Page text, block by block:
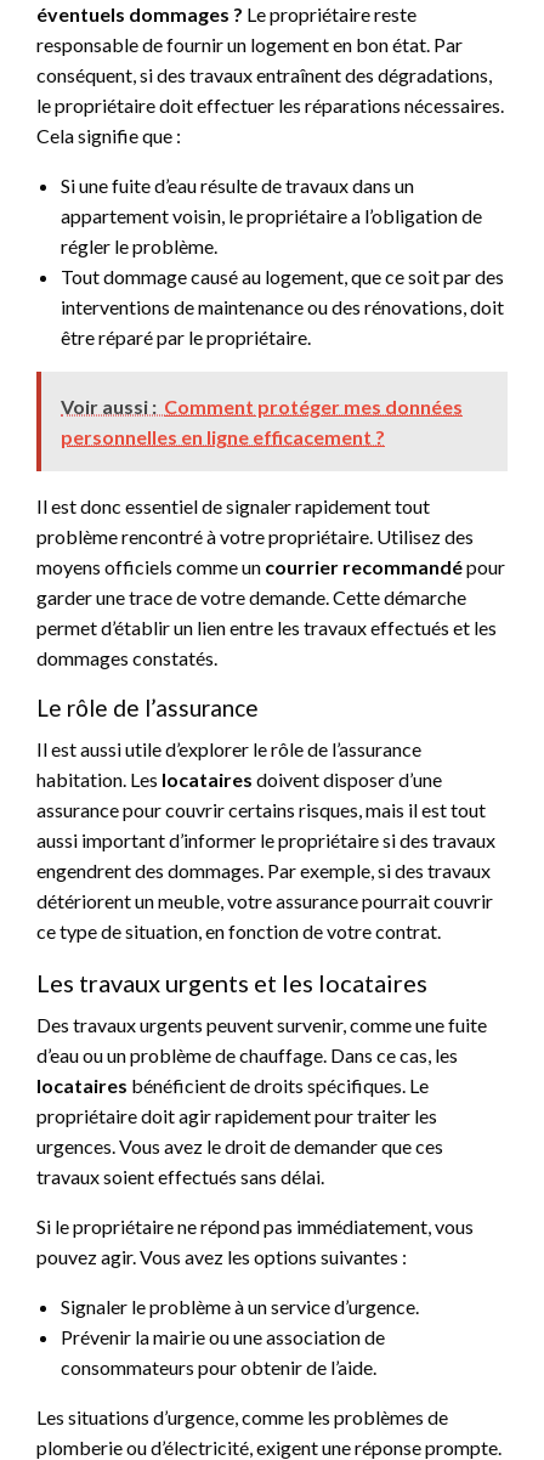
éventuels dommages ? Le propriétaire reste
responsable de fournir un logement en bon état. Par
conséquent, si des travaux entraînent des dégradations,
le propriétaire doit effectuer les réparations nécessaires.
Cela signifie que :
Si une fuite d’eau résulte de travaux dans un
appartement voisin, le propriétaire a l’obligation de
régler le problème.
Tout dommage causé au logement, que ce soit par des
interventions de maintenance ou des rénovations, doit
être réparé par le propriétaire.
Voir aussi : Comment protéger mes données
personnelles en ligne efficacement ?
Il est donc essentiel de signaler rapidement tout
problème rencontré à votre propriétaire. Utilisez des
moyens officiels comme un courrier recommandépour
garder une trace de votre demande. Cette démarche
permet d’établir un lien entre les travaux effectués et les
dommages constatés.
Le rôle de l’assurance
Il est aussi utile d’explorer le rôle de l’assurance
habitation. Les locataires doivent disposer d’une
assurance pour couvrir certains risques, mais il est tout
aussi important d’informer le propriétaire si des travaux
engendrent des dommages. Par exemple, si des travaux
détériorent un meuble, votre assurance pourrait couvrir
ce type de situation, en fonction de votre contrat.
Les travaux urgents et les locataires
Des travaux urgents peuvent survenir, comme une fuite
d’eau ou un problème de chauffage. Dans ce cas, les
locataires bénéficient de droits spécifiques. Le
propriétaire doit agir rapidement pour traiter les
urgences. Vous avez le droit de demander que ces
travaux soient effectués sans délai.
Si le propriétaire ne répond pas immédiatement, vous
pouvez agir. Vous avez les options suivantes :
Signaler le problème à un service d’urgence.
Prévenir la mairie ou une association de
consommateurs pour obtenir de l’aide.
Les situations d’urgence, comme les problèmes de
plomberie ou d’électricité, exigent une réponse prompte.